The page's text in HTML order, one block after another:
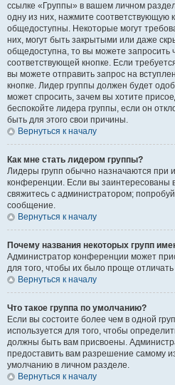
ссылке «Группы» в вашем личном
одну из них, нажмите соответствующую
общедоступны. Некоторые могут
них, могут быть закрытыми или даже
общедоступна, то вы можете запросить
соответствующей кнопке. Если
вы можете отправить запрос на
кнопке. Лидер группы должен будет
может спросить, зачем вы хотите
беспокойте лидера группы, если он
быть для этого свои причины.
Вернуться к началу
Как мне стать лидером группы?
Лидеры групп обычно назначаются при
конференции. Если вы заинтересованы
свяжитесь с администратором;
сообщение.
Вернуться к началу
Почему названия некоторых групп
Администратор конференции может
для того, чтобы их было проще отличать
Вернуться к началу
Что такое группа по умолчанию?
Если вы состоите более чем в одной
используется для того, чтобы
должны быть вам присвоены.
предоставить вам разрешение самому
умолчанию в личном разделе.
Вернуться к началу